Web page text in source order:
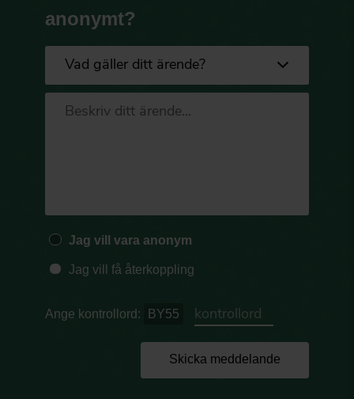
anonymt?
Jag vill vara anonym
Jag vill få återkoppling
Ange kontrollord: BY55
Skicka meddelande